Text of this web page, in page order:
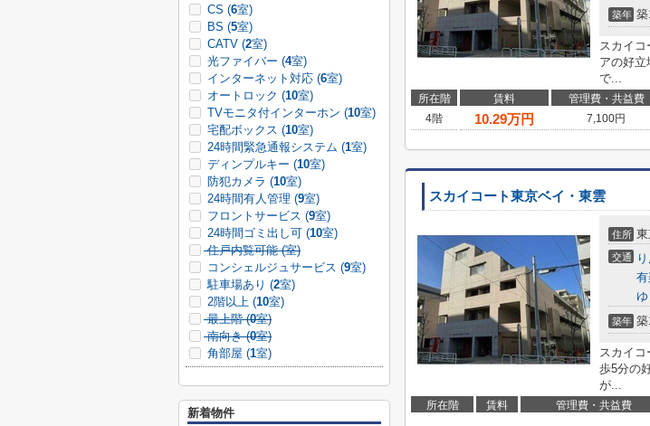
築年
スカイコ
アの好
で...
所在階 賃料 管理費・共益費
4階
10.29万円 7,100円
スカイコート東京ベイ・東雲
住所
交通
築年
スカイ
歩5分の
が...
所在階 賃料 管理費・共益費
CS (6室)
BS (5室)
CATV (2室)
光ファイバー (4室)
インターネット対応 (6室)
オートロック (10室)
TVモニタ付インターホン (10室)
宅配ボックス (10室)
24時間緊急通報システム (1室)
ディンプルキー (10室)
防犯カメラ (10室)
24時間有人管理 (9室)
フロントサービス (9室)
24時間ゴミ出し可 (10室)
住戸内覧可能 (室)
コンシェルジュサービス (9室)
駐車場あり (2室)
2階以上 (10室)
最上階 (0室)
南向き (0室)
角部屋 (1室)
新着物件